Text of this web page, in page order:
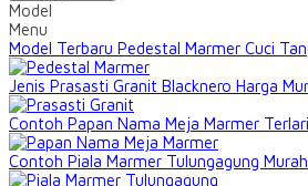
Model
Menu
Model Terbaru Pedestal Marmer Cuci
Jenis Prasasti Granit Blacknero Harga
Contoh Papan Nama Meja Marmer
Contoh Piala Marmer Tulungagung